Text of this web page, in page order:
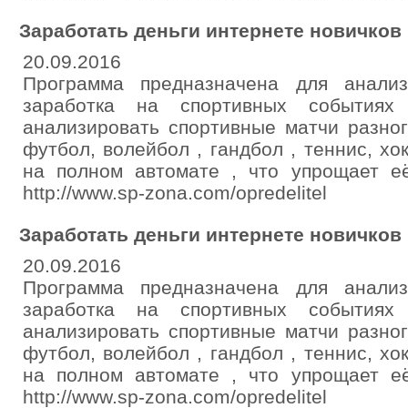
Заработать деньги интернете новичков
20.09.2016
Программа предназначена для
заработка на спортивных
анализировать спортивные матчи
футбол, волейбол , гандбол , теннис,
на полном автомате , что упрощает
http://www.sp-zona.com/opredelitel
Заработать деньги интернете новичков
20.09.2016
Программа предназначена для
заработка на спортивных
анализировать спортивные матчи
футбол, волейбол , гандбол , теннис,
на полном автомате , что упрощает
http://www.sp-zona.com/opredelitel